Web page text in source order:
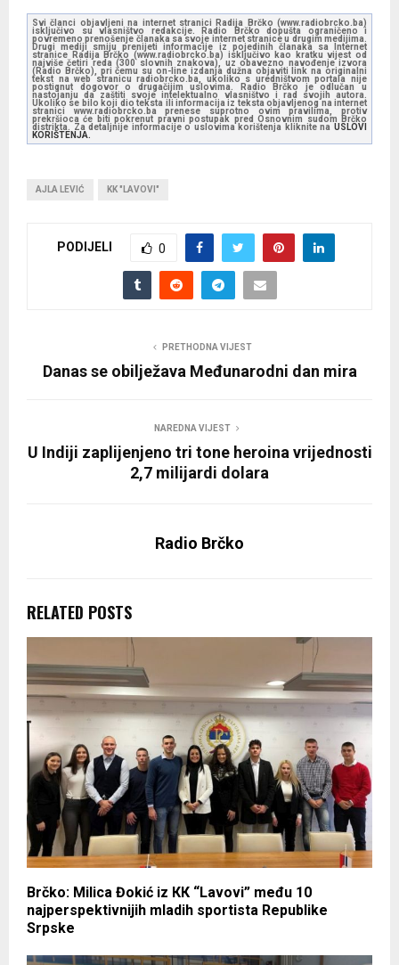
Svi članci objavljeni na internet stranici Radija Brčko (www.radiobrcko.ba)
isključivo su vlasništvo redakcije. Radio Brčko dopušta ograničeno i
povremeno prenošenje članaka sa svoje internet stranice u drugim medijima.
Drugi mediji smiju prenijeti informacije iz pojedinih članaka sa Internet
stranice Radija Brčko (www.radiobrcko.ba) isključivo kao kratku vijest od
najviše četiri reda (300 slovnih znakova), uz obavezno navođenje izvora
(Radio Brčko), pri čemu su on-line izdanja dužna objaviti link na originalni
tekst na web stranicu radiobrcko.ba, ukoliko s uredništvom portala nije
postignut dogovor o drugačijim uslovima. Radio Brčko je odlučan u
nastojanju da zaštiti svoje intelektualno vlasništvo i rad svojih autora.
Ukoliko se bilo koji dio teksta ili informacija iz teksta objavljenog na internet
stranici www.radiobrcko.ba prenese suprotno ovim pravilima, protiv
prekršioca će biti pokrenut pravni postupak pred Osnovnim sudom Brčko
distrikta. Za detaljnije informacije o uslovima korištenja kliknite na USLOVI
KORIŠTENJA.
AJLA LEVIĆ KK "LAVOVI"
PODIJELI 0
PRETHODNA VIJEST
Danas se obilježava Međunarodni dan mira
NAREDNA VIJEST
U Indiji zaplijenjeno tri tone heroina vrijednosti
2,7 milijardi dolara
Radio Brčko
RELATED POSTS
Brčko: Milica Đokić iz КК “Lavovi” među 10
najperspektivnijih mladih sportista Republike
Srpske